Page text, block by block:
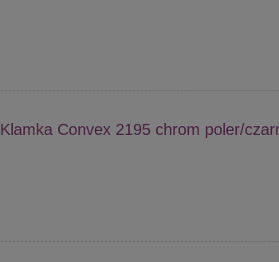
Klamka Convex 2195 chrom poler/